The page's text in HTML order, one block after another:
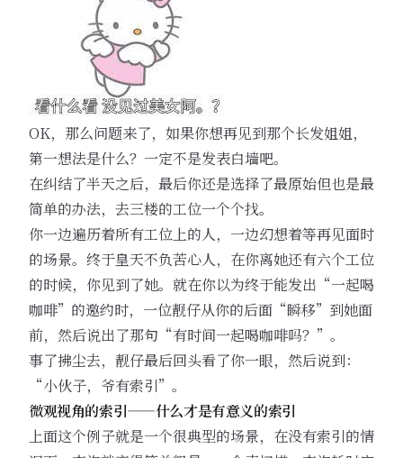
OK，那么问题来了，如果你想再见到那个长发姐姐，
第一想法是什么？一定不是发表白墙吧。
在纠结了半天之后，最后你还是选择了最原始但也是最
简单的办法，去三楼的工位一个个找。
你一边遍历着所有工位上的人，一边幻想着等再见面时
的场景。终于皇天不负苦心人，在你离她还有六个工位
的时候，你见到了她。就在你以为终于能发出“一起喝
咖啡”的邀约时，一位靓仔从你的后面“瞬移”到她面
前，然后说出了那句“有时间一起喝咖啡吗？”。
事了拂尘去，靓仔最后回头看了你一眼，然后说到：
“小伙子，爷有索引”。
微观视角的索引——什么才是有意义的索引
上面这个例子就是一个很典型的场景，在没有索引的情